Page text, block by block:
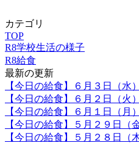
カテゴリ
TOP
R8学校生活の様子
R8給食
最新の更新
【今日の給食】６月３日（水）
【今日の給食】６月２日（火）
【今日の給食】６月１日（月）
【今日の給食】５月２９日（金
【今日の給食】５月２８日（